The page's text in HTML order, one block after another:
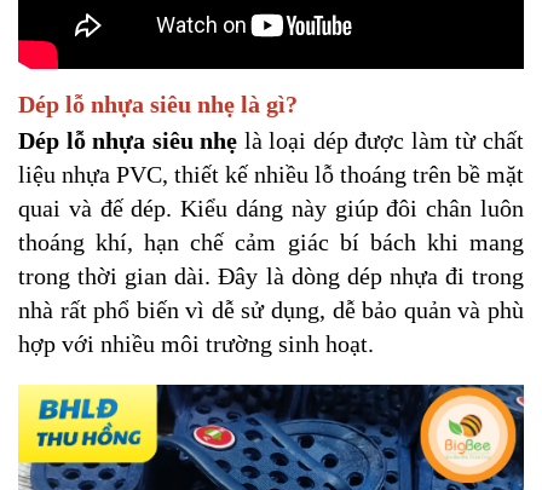
Dép lỗ nhựa siêu nhẹ là gì?
Dép lỗ nhựa siêu nhẹ là loại dép được làm từ chất
liệu nhựa PVC, thiết kế nhiều lỗ thoáng trên bề mặt
quai và đế dép. Kiểu dáng này giúp đôi chân luôn
thoáng khí, hạn chế cảm giác bí bách khi mang
trong thời gian dài. Đây là dòng dép nhựa đi trong
nhà rất phổ biến vì dễ sử dụng, dễ bảo quản và phù
hợp với nhiều môi trường sinh hoạt.